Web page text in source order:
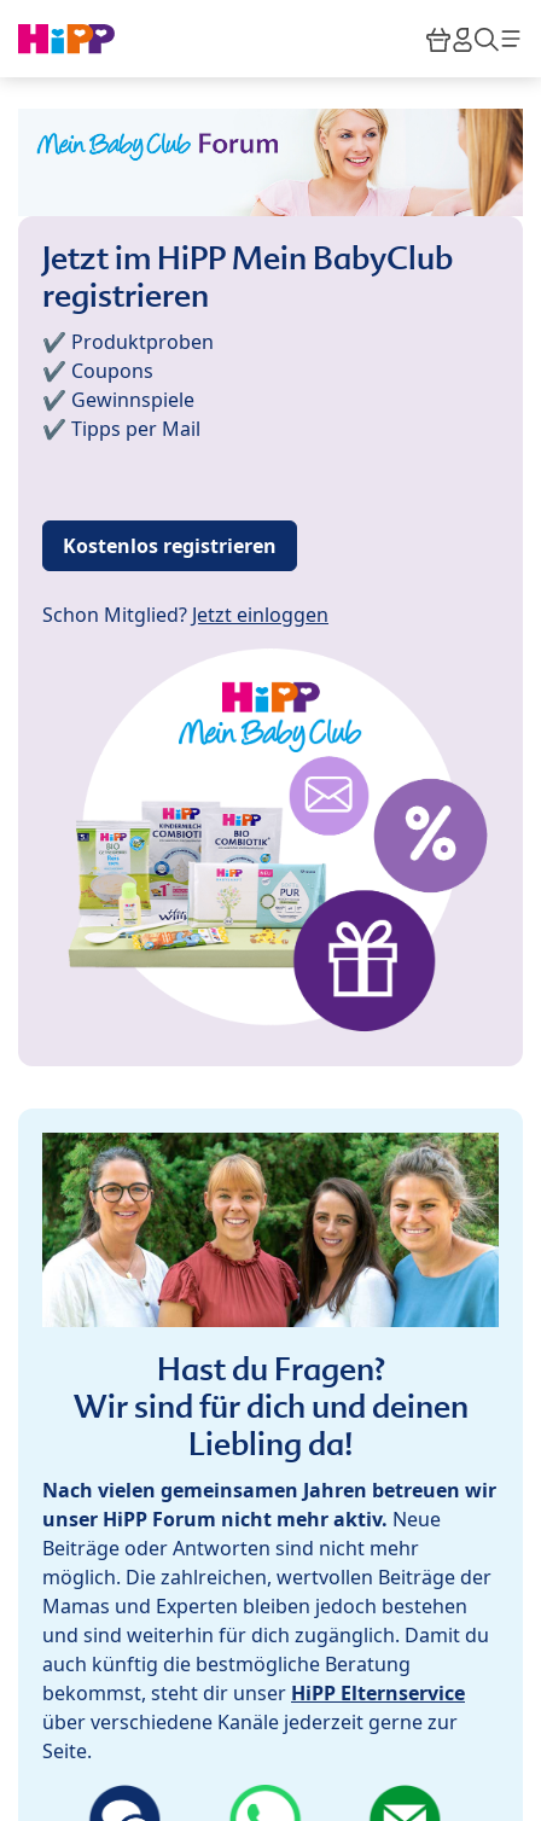
HiPP
Jetzt im HiPP Mein BabyClub
registrieren
✔️ Produktproben
✔️ Coupons
✔️ Gewinnspiele
✔️ Tipps per Mail
Kostenlos registrieren
Schon Mitglied? Jetzt einloggen
Hast du Fragen?
Wir sind für dich und deinen
Liebling da!
Nach vielen gemeinsamen Jahren betreuen wir
unser HiPP Forum nicht mehr aktiv. Neue
Beiträge oder Antworten sind nicht mehr
möglich. Die zahlreichen, wertvollen Beiträge der
Mamas und Experten bleiben jedoch bestehen
und sind weiterhin für dich zugänglich. Damit du
auch künftig die bestmögliche Beratung
bekommst, steht dir unser HiPP Elternservice
über verschiedene Kanäle jederzeit gerne zur
Seite.